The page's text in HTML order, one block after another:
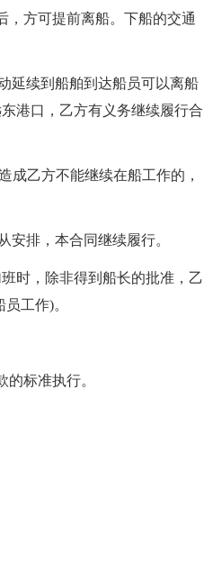
，方可提前离船。下船的交通
延续到船舶到达船员可以离船
港口，乙方有义务继续履行合
成乙方不能继续在船工作的，
安排，本合同继续履行。
时，除非得到船长的批准，乙
工作)。
标准执行。